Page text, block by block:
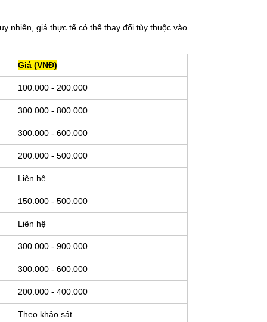
nhiên, giá thực tế có thể thay đổi tùy thuộc vào
Giá (VNĐ)
100.000 - 200.000
300.000 - 800.000
300.000 - 600.000
200.000 - 500.000
Liên hệ
150.000 - 500.000
Liên hệ
300.000 - 900.000
300.000 - 600.000
200.000 - 400.000
Theo khảo sát